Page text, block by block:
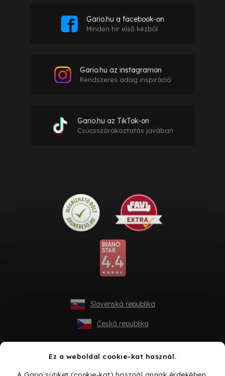
Ez a weboldal cookie-kat használ.
A Gario sütiket (cookie-kat) használ annak érdekében,
Gario.hu a facebook-on
Minden hír első kézből
Gario.hu az instagramon
Rendszeres adag inspiráció
Gario.hu az TikTok-on
Csúcsszórakoztatás javában
Slovenská republika
Česká republika